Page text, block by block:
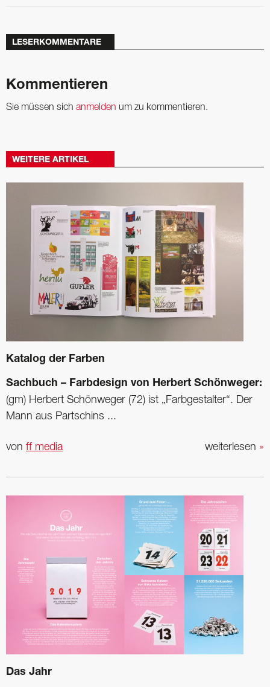
LESERKOMMENTARE
Kommentieren
Sie müssen sich anmelden um zu kommentieren.
WEITERE ARTIKEL
Katalog der Farben
Sachbuch – Farbdesign von Herbert Schönweger:
(gm) Herbert Schönweger (72) ist „Farbgestalter“. Der
Mann aus Partschins ...
weiterlesen »
von ff media
Das Jahr